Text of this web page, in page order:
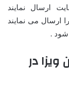
ارسال نمایند
می نمایند
شود .
در